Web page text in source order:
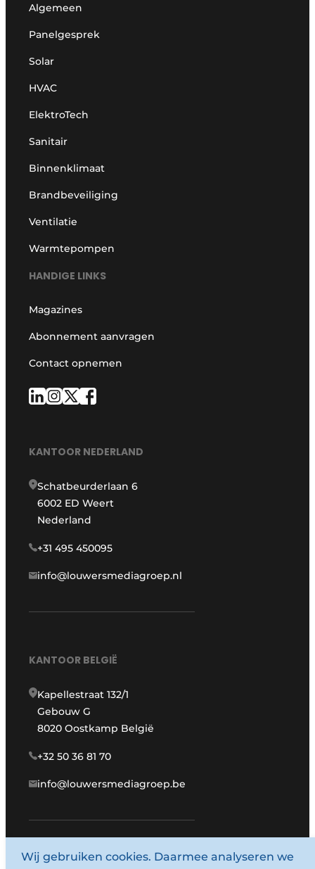
Algemeen
Panelgesprek
Solar
HVAC
ElektroTech
Sanitair
Binnenklimaat
Brandbeveiliging
Ventilatie
Warmtepompen
HANDIGE LINKS
Magazines
Abonnement aanvragen
Contact opnemen
KANTOOR NEDERLAND
Schatbeurderlaan 6
6002 ED Weert
Nederland
+31 495 450095
info@louwersmediagroep.nl
KANTOOR BELGIË
Kapellestraat 132/1
Gebouw G
8020 Oostkamp België
+32 50 36 81 70
info@louwersmediagroep.be
www.louwersmediagroep.com
Wij gebruiken cookies. Daarmee analyseren we